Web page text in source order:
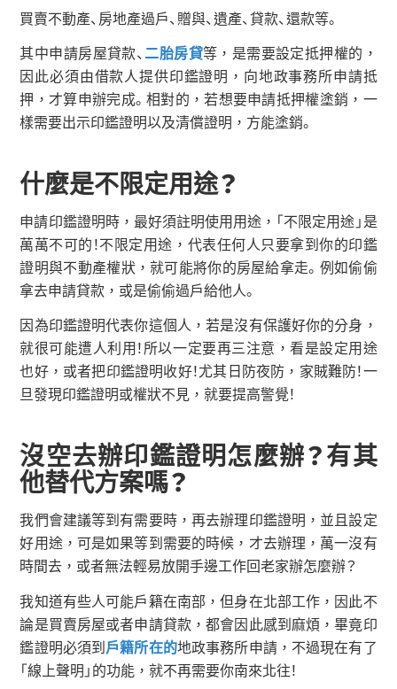
買賣不動產、房地產過戶、贈與、遺產、貸款、還款等。
其中申請房屋貸款、 二胎房貸等，是需要設定抵押權的，
因此必須由借款人提供印鑑證明，向地政事務所申請抵
押，才算申辦完成。相對的，若想要申請抵押權塗銷，一
樣需要出示印鑑證明以及清償證明，方能塗銷。
什麼是不限定用途？
申請印鑑證明時，最好須註明使用用途，「不限定用途」是
萬萬不可的！不限定用途，代表任何人只要拿到你的印鑑
證明與不動產權狀，就可能將你的房屋給拿走。例如偷偷
拿去申請貸款，或是偷偷過戶給他人。
因為印鑑證明代表你這個人，若是沒有保護好你的分身，
就很可能遭人利用！所以一定要再三注意，看是設定用途
也好，或者把印鑑證明收好！尤其日防夜防，家賊難防！一
旦發現印鑑證明或權狀不見，就要提高警覺！
沒空去辦印鑑證明怎麼辦？有其
他替代方案嗎？
我們會建議等到有需要時，再去辦理印鑑證明，並且設定
好用途，可是如果等到需要的時候，才去辦理，萬一沒有
時間去，或者無法輕易放開手邊工作回老家辦怎麼辦？
我知道有些人可能戶籍在南部，但身在北部工作，因此不
論是買賣房屋或者申請貸款，都會因此感到麻煩，畢竟印
鑑證明必須到 戶籍所在的地政事務所申請，不過現在有了
「線上聲明」的功能，就不再需要你南來北往！